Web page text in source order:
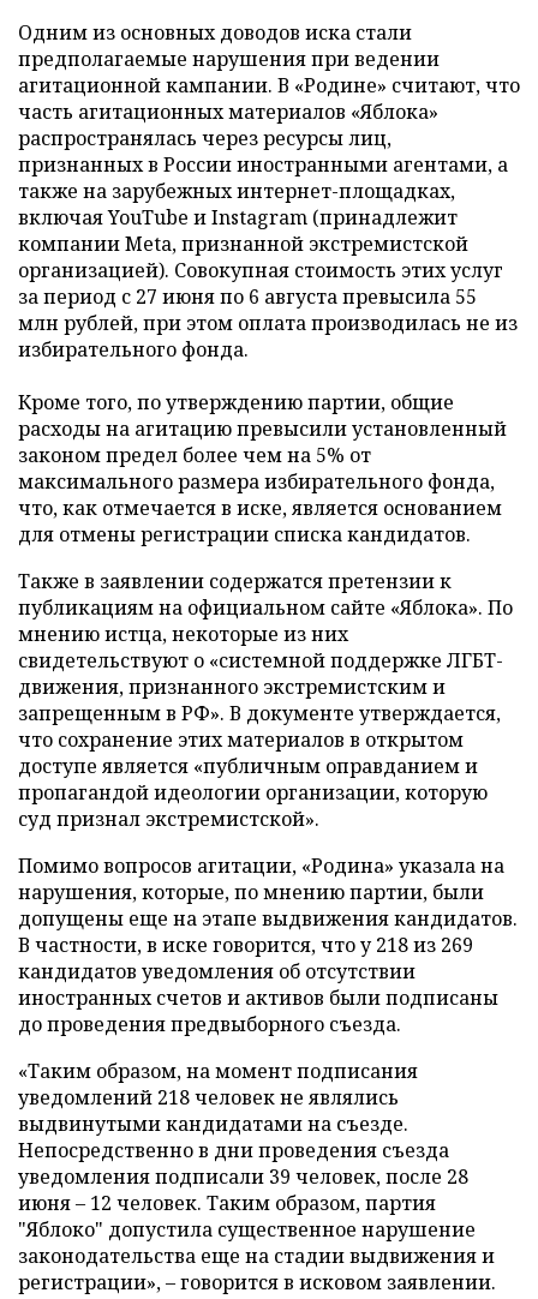
Одним из основных доводов иска стали
предполагаемые нарушения при ведении
агитационной кампании. В «Родине» считают, что
часть агитационных материалов «Яблока»
распространялась через ресурсы лиц,
признанных в России иностранными агентами, а
также на зарубежных интернет-площадках,
включая YouTube и Instagram (принадлежит
компании Meta, признанной экстремистской
организацией). Совокупная стоимость этих услуг
за период с 27 июня по 6 августа превысила 55
млн рублей, при этом оплата производилась не из
избирательного фонда.
Кроме того, по утверждению партии, общие
расходы на агитацию превысили установленный
законом предел более чем на 5% от
максимального размера избирательного фонда,
что, как отмечается в иске, является основанием
для отмены регистрации списка кандидатов.
Также в заявлении содержатся претензии к
публикациям на официальном сайте «Яблока». По
мнению истца, некоторые из них
свидетельствуют о «системной поддержке ЛГБТ-
движения, признанного экстремистским и
запрещенным в РФ». В документе утверждается,
что сохранение этих материалов в открытом
доступе является «публичным оправданием и
пропагандой идеологии организации, которую
суд признал экстремистской».
Помимо вопросов агитации, «Родина» указала на
нарушения, которые, по мнению партии, были
допущены еще на этапе выдвижения кандидатов.
В частности, в иске говорится, что у 218 из 269
кандидатов уведомления об отсутствии
иностранных счетов и активов были подписаны
до проведения предвыборного съезда.
«Таким образом, на момент подписания
уведомлений 218 человек не являлись
выдвинутыми кандидатами на съезде.
Непосредственно в дни проведения съезда
уведомления подписали 39 человек, после 28
июня – 12 человек. Таким образом, партия
"Яблоко" допустила существенное нарушение
законодательства еще на стадии выдвижения и
регистрации», – говорится в исковом заявлении.